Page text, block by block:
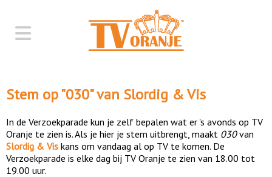
Stem op "030" van Slordig & Vis
In de Verzoekparade kun je zelf bepalen wat er 's avonds op TV
Oranje te zien is. Als je hier je stem uitbrengt, maakt 030van
Slordig & Vis kans om vandaag al op TV te komen. De
Verzoekparade is elke dag bij TV Oranje te zien van 18.00 tot
19.00 uur.